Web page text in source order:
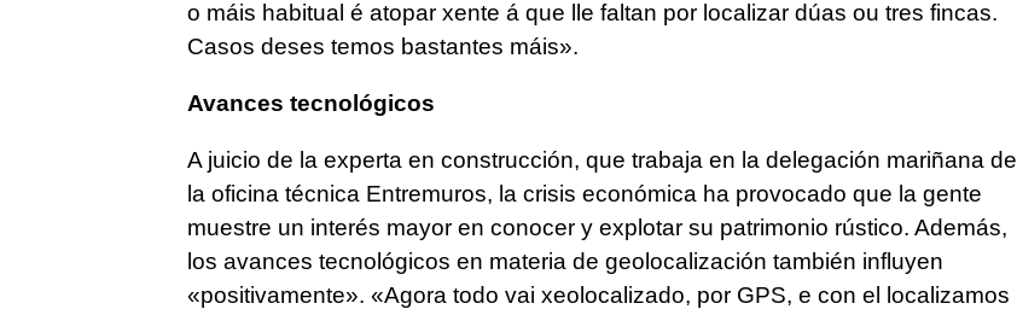
o máis habitual é atopar xente á que lle faltan por localizar dúas ou tres fincas.
Casos deses temos bastantes máis».
Avances tecnológicos
A juicio de la experta en construcción, que trabaja en la delegación mariñana de
la oficina técnica Entremuros, la crisis económica ha provocado que la gente
muestre un interés mayor en conocer y explotar su patrimonio rústico. Además,
los avances tecnológicos en materia de geolocalización también influyen
«positivamente». «Agora todo vai xeolocalizado, por GPS, e con el localizamos